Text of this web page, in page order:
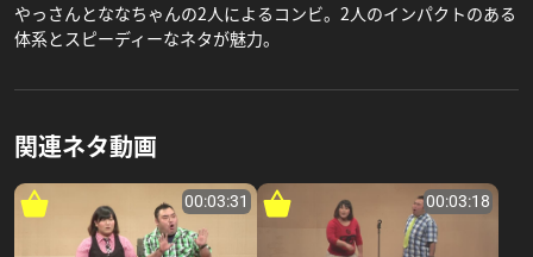
やっさんとななちゃんの2人によるコンビ。2人のインパクトのある
体系とスピーディーなネタが魅力。
関連ネタ動画
00:03:31 00:03:18